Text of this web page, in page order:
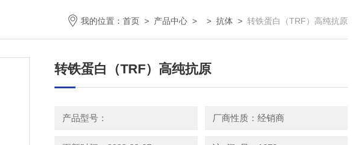
我的位置： 首页 > 产品中心 > > 抗体 > 转铁蛋白（TRF）高纯抗原
转铁蛋白（TRF）高纯抗原
产品型号： 厂商性质：经销商